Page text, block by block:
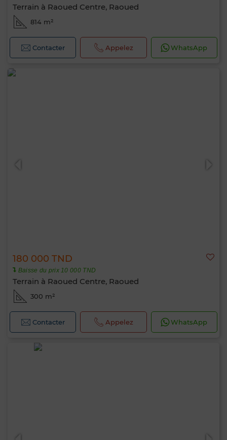
Terrain à Raoued Centre, Raoued
814 m²
Contacter Appelez WhatsApp
180 000 TND
Baisse du prix 10 000 TND
Terrain à Raoued Centre, Raoued
300 m²
Contacter Appelez WhatsApp